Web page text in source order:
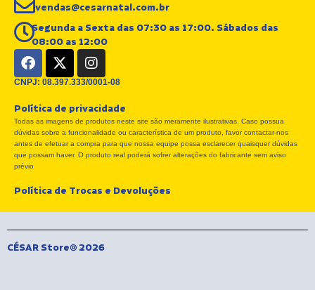
vendas@cesarnatal.com.br
Segunda a Sexta das 07:30 as 17:00. Sábados das
08:00 as 12:00
F
a
c
b
o
o
k
X
-
t
i
t
t
e
I
n
s
a
g
r
a
CNPJ: 08.397.333/0001-08
Política de privacidade
Todas as imagens de produtos neste site são meramente ilustrativas. Caso possua
dúvidas sobre a funcionalidade ou característica de um produto, favor contactar-nos
antes de efetuar a compra para que nossa equipe possa esclarecer quaisquer dúvidas
que possam haver. O produto real poderá sofrer alterações do fabricante sem aviso
prévio
Política de Trocas e Devoluções
CÉSAR Store® 2026